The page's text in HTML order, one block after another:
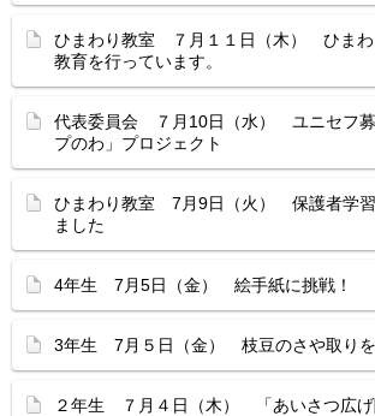
ひまわり教室 ７月１１日（木） ひまわ
教育を行っています。
代表委員会 ７月10日（水） ユニセフ募
プのわ」プロジェクト
ひまわり教室 7月9日（火） 保護者学
ました
4年生 7月5日（金） 絵手紙に挑戦！
3年生 7月５日（金） 枝豆のさや取りを
２年生 ７月４日（木） 「あいさつ広げ